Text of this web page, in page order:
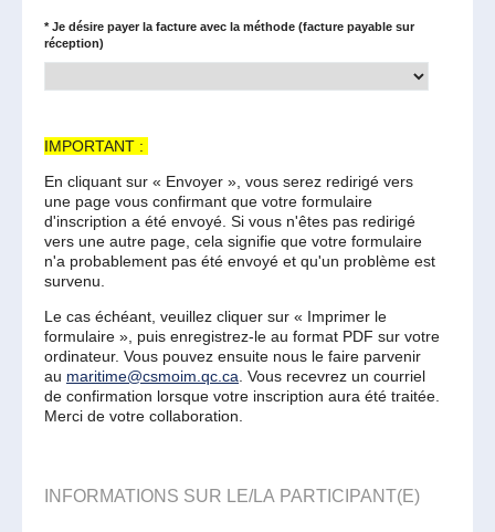
*Je désire payer la facture avec la méthode (facture payable sur
réception)
IMPORTANT :
En cliquant sur « Envoyer », vous serez redirigé vers
une page vous confirmant que votre formulaire
d'inscription a été envoyé. Si vous n'êtes pas redirigé
vers une autre page, cela signifie que votre formulaire
n'a probablement pas été envoyé et qu'un problème est
survenu.
Le cas échéant, veuillez cliquer sur « Imprimer le
formulaire », puis enregistrez-le au format PDF sur votre
ordinateur. Vous pouvez ensuite nous le faire parvenir
au maritime@csmoim.qc.ca . Vous recevrez un courriel
de confirmation lorsque votre inscription aura été traitée.
Merci de votre collaboration.
INFORMATIONS SUR LE/LA PARTICIPANT(E)